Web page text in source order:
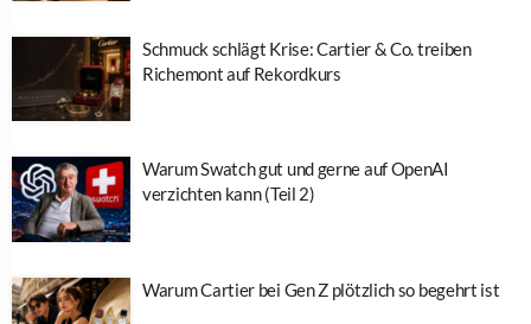
Schmuck schlägt Krise: Cartier & Co. treiben
Richemont auf Rekordkurs
Warum Swatch gut und gerne auf OpenAI
verzichten kann (Teil 2)
Warum Cartier bei Gen Z plötzlich so begehrt ist